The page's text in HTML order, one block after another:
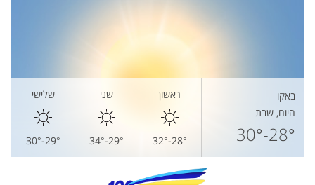
באקו
היום, שבת
28°-30°
ראשון
28°-32°
שני
29°-34°
שלישי
29°-30°